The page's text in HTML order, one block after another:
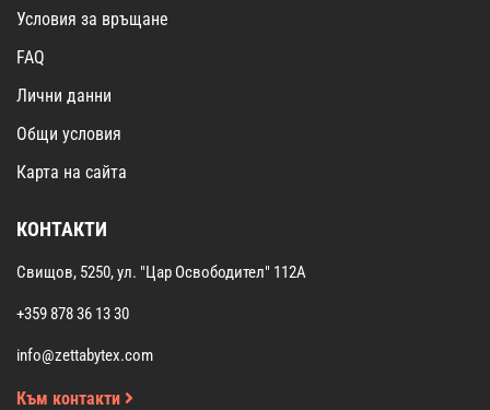
Условия за връщане
FAQ
Лични данни
Общи условия
Карта на сайта
КОНТАКТИ
Свищов, 5250, ул. "Цар Освободител" 112А
+359 878 36 13 30
info@zettabytex.com
Към контакти